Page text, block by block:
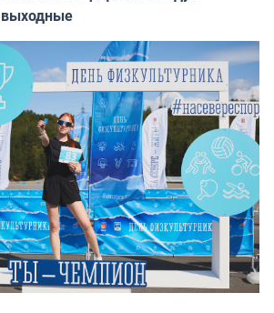
выходные